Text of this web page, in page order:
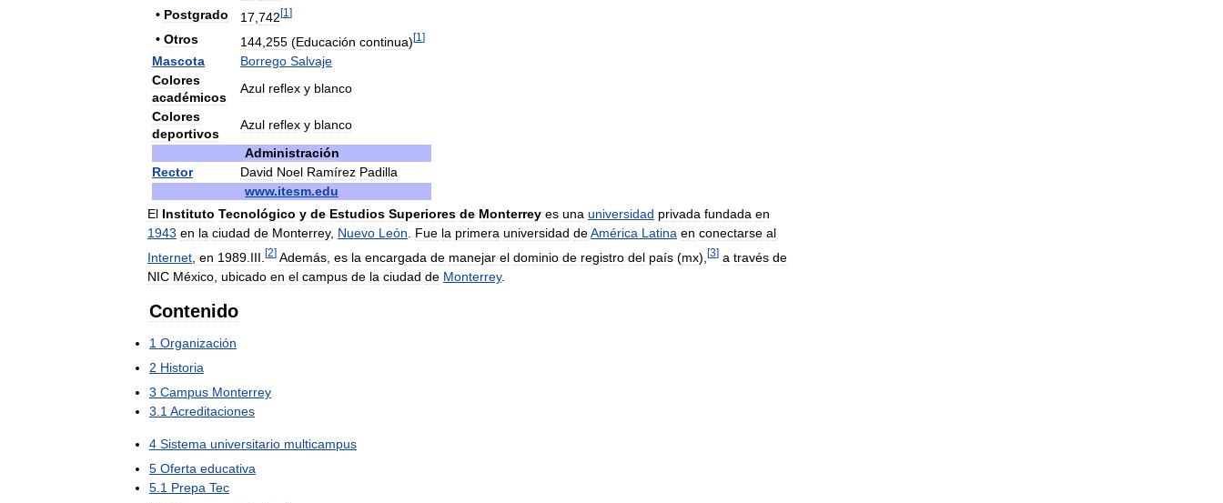
• Postgrado 17 742[1 ]
• Otros 144 255 (Educación continua)[1 ]
Mascota Borrego Salvaje
Colores
académicos
Azul reflex y blanco
Colores
deportivos
Azul reflex y blanco
Administración
Rector
David Noel Ramírez Padilla
www.itesm.edu
El Instituto Tecnológico y de Estudios Superiores de Monterrey es una universidad privada fundada en
1943 en la ciudad de Monterrey, Nuevo León Fue la primera universidad deAmérica Latina en conectarse al
Internet en 1989 III [2] Además es la encargada de manejar el dominio de registro del país (mx), [3] a través de
NIC México ubicado en el campus de la ciudad de Monterrey.
Contenido
1 Organización
2 Historia
3 Campus Monterrey
3 1 Acreditaciones
4 Sistema universitario multicampus
5 Oferta educativa
5 1 Prepa Tec